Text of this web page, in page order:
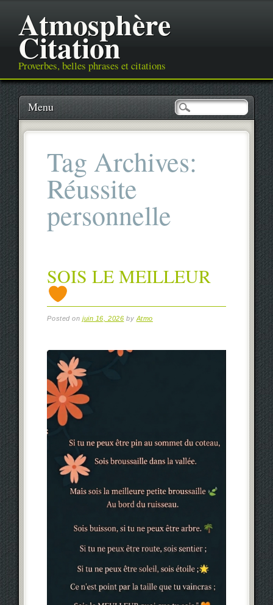
Atmosphère
Citation
Proverbes, belles phrases et citations
Main menu
Skip
content
Menu
Tag Archives:
Réussite
personnelle
SOIS LE MEILLEUR
Posted onjuin 16, 2026 byAtmo